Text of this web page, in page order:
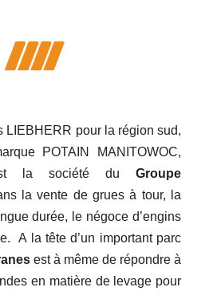
LIEBHERR pour la région sud,
POTAIN MANITOWOC,
la société du Groupe
la vente de grues à tour, la
durée, le négoce d’engins
A la tête d’un important parc
est à même de répondre à
en matière de levage pour